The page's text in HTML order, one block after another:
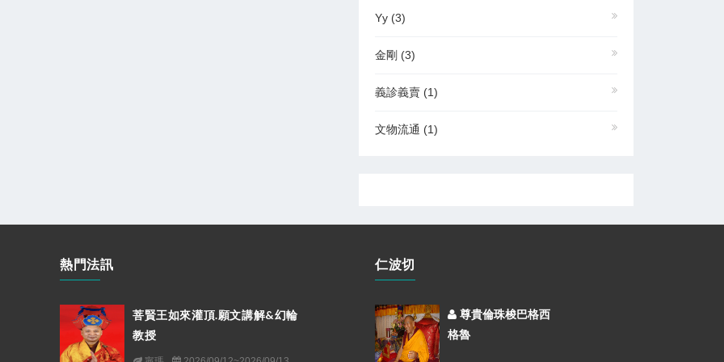
Yy (3)
金剛 (3)
義診義賣 (1)
文物流通 (1)
熱門法訊
菩賢王如來灌頂.願文講解&幻輪
教授
仁波切
尊貴倫珠梭巴格西
格魯